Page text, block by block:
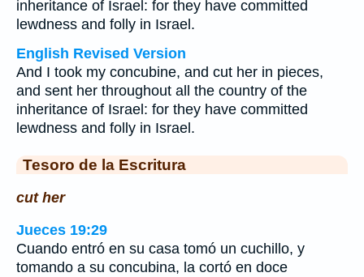
inheritance of Israel: for they have committed
lewdness and folly in Israel.
English Revised Version
And I took my concubine, and cut her in pieces,
and sent her throughout all the country of the
inheritance of Israel: for they have committed
lewdness and folly in Israel.
Tesoro de la Escritura
cut her
Jueces 19:29
Cuando entró en su casa tomó un cuchillo, y
tomando a su concubina, la cortó en doce